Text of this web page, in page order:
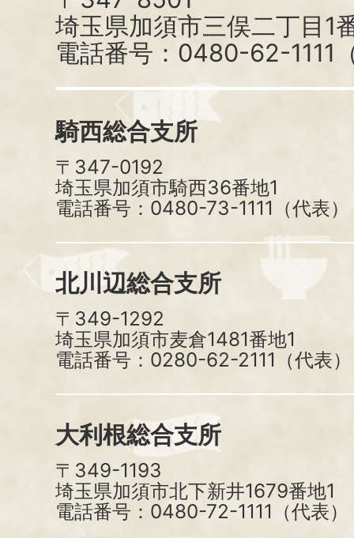
埼玉県加須市三俣二丁目1
電話番号：0480-62-1111
騎西総合支所
〒347-0192
埼玉県加須市騎西36番地1
電話番号：0480-73-1111（代表）
北川辺総合支所
〒349-1292
埼玉県加須市麦倉1481番地1
電話番号：0280-62-2111（代表）
大利根総合支所
〒349-1193
埼玉県加須市北下新井1679番地1
電話番号：0480-72-1111（代表）